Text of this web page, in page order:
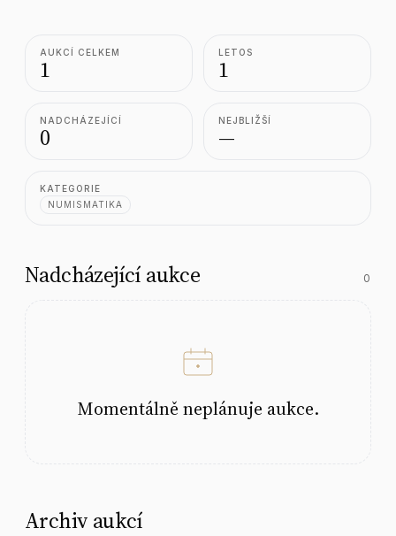
AUKCÍ CELKEM
1
LETOS
1
NADCHÁZEJÍCÍ
0
NEJBLIŽŠÍ
—
KATEGORIE
NUMISMATIKA
Nadcházející aukce 0
Momentálně neplánuje aukce.
Archiv aukcí